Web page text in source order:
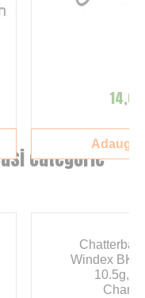
categorie
Chatterbait
Windex BK
10.5g,
Adauga